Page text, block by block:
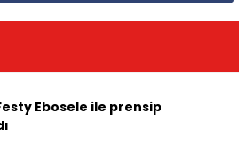
Ebosele ile prensip